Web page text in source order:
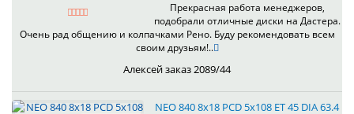
Прекрасная работа менеджеров,
подобрали отличные диски на Дастера.
Очень рад общению и колпачками Рено. Буду рекомендовать всем
своим друзьям!..
Алексей заказ 2089/44
NEO 840 8x18 PCD 5x108 ET 45 DIA 63.4